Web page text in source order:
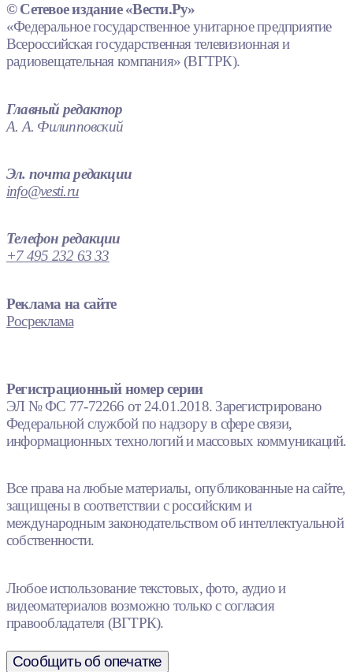
© Сетевое издание «Вести.Ру»
«Федеральное государственное унитарное предприятие
Всероссийская государственная телевизионная и
радиовещательная компания» (ВГТРК).
Главный редактор
А. А. Филипповский
Эл. почта редакции
info@vesti.ru
Телефон редакции
+7 495 232 63 33
Реклама на сайте
Росреклама
Регистрационный номер серии
ЭЛ № ФС 77-72266 от 24.01.2018. Зарегистрировано
Федеральной службой по надзору в сфере связи,
информационных технологий и массовых коммуникаций.
Все права на любые материалы, опубликованные на сайте,
защищены в соответствии с российским и
международным законодательством об интеллектуальной
собственности.
Любое использование текстовых, фото, аудио и
видеоматериалов возможно только с согласия
правообладателя (ВГТРК).
Сообщить об опечатке